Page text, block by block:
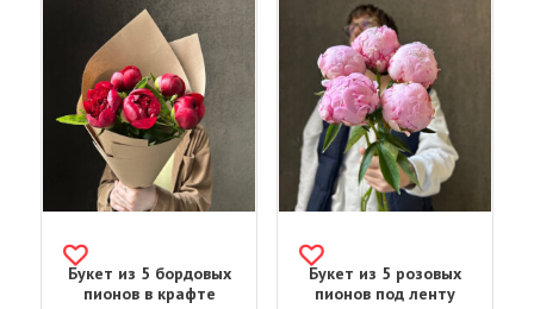
Букет из 5 бордовых
пионов в крафте
Букет из 5 розовых
пионов под ленту